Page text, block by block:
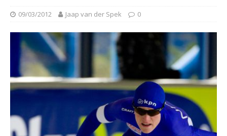
09/03/2012 Jaap van der Spek 0